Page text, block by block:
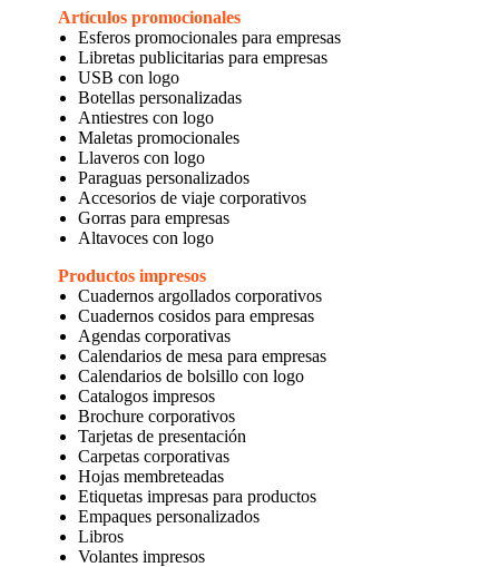
Artículos promocionales
Esferos promocionales para empresas
Libretas publicitarias para empresas
USB con logo
Botellas personalizadas
Antiestres con logo
Maletas promocionales
Llaveros con logo
Paraguas personalizados
Accesorios de viaje corporativos
Gorras para empresas
Altavoces con logo
Productos impresos
Cuadernos argollados corporativos
Cuadernos cosidos para empresas
Agendas corporativas
Calendarios de mesa para empresas
Calendarios de bolsillo con logo
Catalogos impresos
Brochure corporativos
Tarjetas de presentación
Carpetas corporativas
Hojas membreteadas
Etiquetas impresas para productos
Empaques personalizados
Libros
Volantes impresos